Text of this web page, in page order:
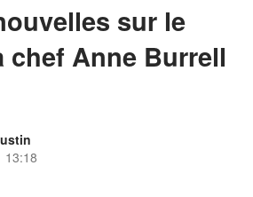
sur le
chef Anne Burrell
13:18